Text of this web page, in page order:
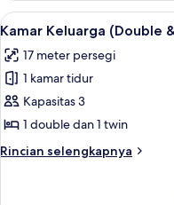
Eksekutif
Lihat
semua
foto
untuk
Kamar
Keluarga
(Double
&
6
Kamar Keluarga (Double
17 meter persegi
1 kamar tidur
Kapasitas 3
1 double dan 1 twin
Rincian selengkapnya
Rincian